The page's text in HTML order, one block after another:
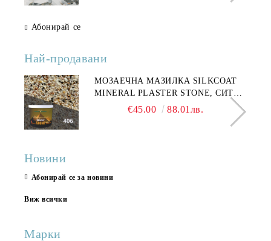
Абонирай се
Най-продавани
МОЗАЕЧНА МАЗИЛКА SILKCOAT
MINERAL PLASTER STONE, СИТЕН
КАМЪК 406 25КГ
€45.00 88.01лв.
Новини
Абонирай се за новини
Виж всички
Марки